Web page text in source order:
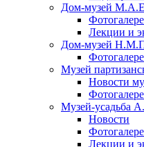
Дом-музей
Лекции и
Дом-музей
Музей
Новости
Музей-усадьба
Новости
Лекции и